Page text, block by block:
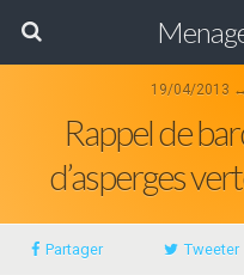
19/04/2013
Rappel de
d’asperges
Partager Tweeter